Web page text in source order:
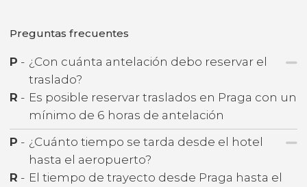
Preguntas frecuentes
P - ¿Con cuánta antelación debo reservar el
traslado?
R - Es posible reservar traslados en Praga con un
mínimo de 6 horas de antelación
P - ¿Cuánto tiempo se tarda desde el hotel
hasta el aeropuerto?
R - El tiempo de trayecto desde Praga hasta el